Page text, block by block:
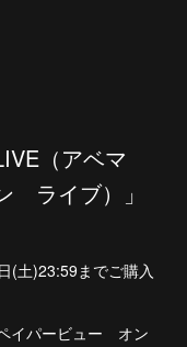
（アベマ
ライブ）」
(土)23:59までご購入
イパービュー オン